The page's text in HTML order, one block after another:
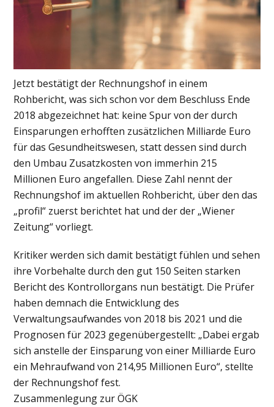
Jetzt bestätigt der Rechnungshof in einem
Rohbericht, was sich schon vor dem Beschluss Ende
2018 abgezeichnet hat: keine Spur von der durch
Einsparungen erhofften zusätzlichen Milliarde Euro
für das Gesundheitswesen, statt dessen sind durch
den Umbau Zusatzkosten von immerhin 215
Millionen Euro angefallen. Diese Zahl nennt der
Rechnungshof im aktuellen Rohbericht, über den das
„profil“ zuerst berichtet hat und der der „Wiener
Zeitung“ vorliegt.
Kritiker werden sich damit bestätigt fühlen und sehen
ihre Vorbehalte durch den gut 150 Seiten starken
Bericht des Kontrollorgans nun bestätigt. Die Prüfer
haben demnach die Entwicklung des
Verwaltungsaufwandes von 2018 bis 2021 und die
Prognosen für 2023 gegenübergestellt: „Dabei ergab
sich anstelle der Einsparung von einer Milliarde Euro
ein Mehraufwand von 214,95 Millionen Euro“, stellte
der Rechnungshof fest.
Zusammenlegung zur ÖGK